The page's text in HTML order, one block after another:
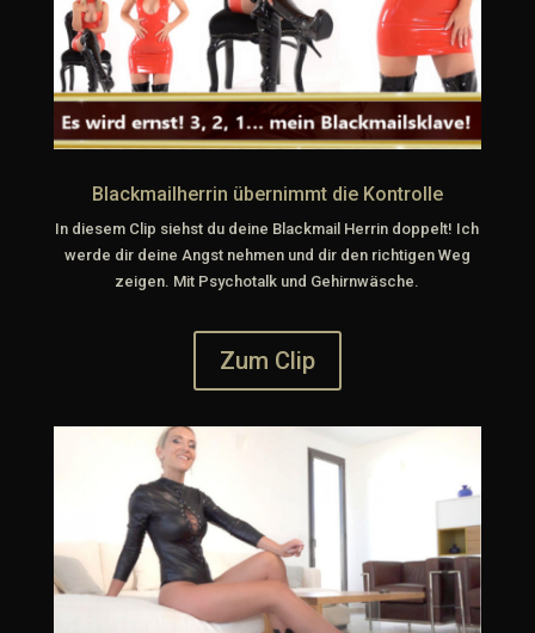
Blackmailherrin übernimmt die Kontrolle
In diesem Clip siehst du deine Blackmail Herrin doppelt! Ich
werde dir deine Angst nehmen und dir den richtigen Weg
zeigen. Mit Psychotalk und Gehirnwäsche.
Zum Clip